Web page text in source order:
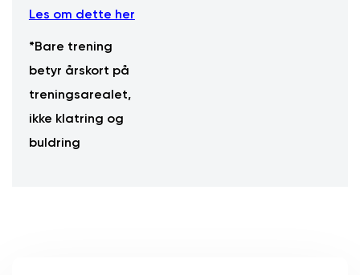
Les om dette her
*Bare trening
betyr årskort på
treningsarealet,
ikke klatring og
buldring